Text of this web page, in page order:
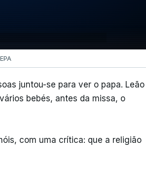
juntou-se para ver o papa. Leão
bebés, antes da missa, o
com uma crítica: que a religião